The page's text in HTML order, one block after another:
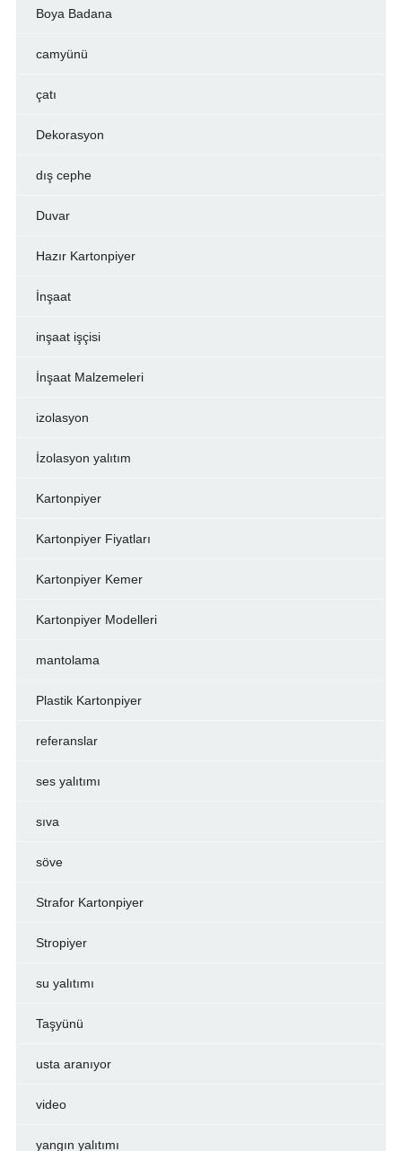
Boya Badana
camyünü
çatı
Dekorasyon
dış cephe
Duvar
Hazır Kartonpiyer
İnşaat
inşaat işçisi
İnşaat Malzemeleri
izolasyon
İzolasyon yalıtım
Kartonpiyer
Kartonpiyer Fiyatları
Kartonpiyer Kemer
Kartonpiyer Modelleri
mantolama
Plastik Kartonpiyer
referanslar
ses yalıtımı
sıva
söve
Strafor Kartonpiyer
Stropiyer
su yalıtımı
Taşyünü
usta aranıyor
video
yangın yalıtımı